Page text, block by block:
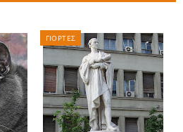
ΓΙΟΡΤΕΣ